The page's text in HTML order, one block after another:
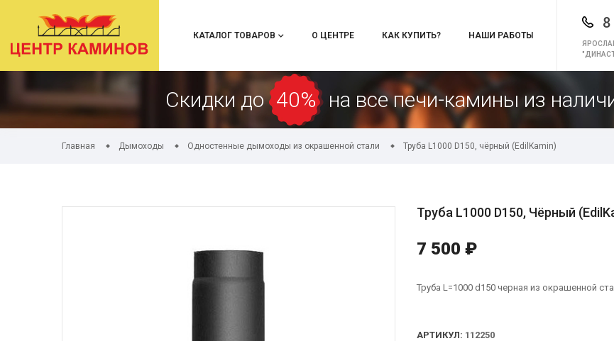
КАТАЛОГ ТОВАРОВ О ЦЕНТРЕ КАК КУПИТЬ? НАШИ РАБОТЫ
Скидки до 40% на все печи-камины из
Главная Дымоходы Одностенные дымоходы из окрашенной стали Труба L1000 D150, чёрный (EdilKamin)
Труба L1000 D150, Чёрный
7 500 ₽
Труба L=1000 d150 черная из окрашенной
АРТИКУЛ: 112250